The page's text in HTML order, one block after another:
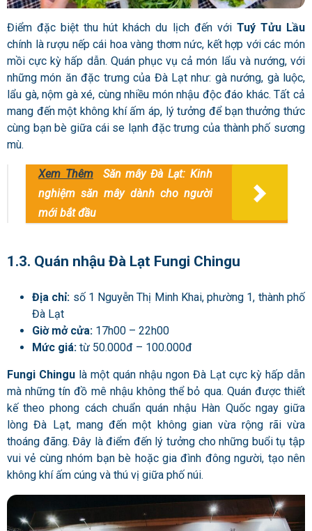
Điểm đặc biệt thu hút khách du lịch đến với Tuý Tửu Lầu
chính là rượu nếp cái hoa vàng thơm nức, kết hợp với các món
mồi cực kỳ hấp dẫn. Quán phục vụ cả món lẩu và nướng, với
những món ăn đặc trưng của Đà Lạt như: gà nướng, gà luộc,
lẩu gà, nộm gà xé, cùng nhiều món nhậu độc đáo khác. Tất cả
mang đến một không khí ấm áp, lý tưởng để bạn thưởng thức
cùng bạn bè giữa cái se lạnh đặc trưng của thành phố sương
mù.
Xem Thêm
Săn mây Đà Lạt: Kinh
nghiệm săn mây dành cho người
mới bắt đầu
1.3. Quán nhậu Đà Lạt Fungi Chingu
Địa chỉ: số 1 Nguyễn Thị Minh Khai, phường 1, thành phố
Đà Lạt
Giờ mở cửa: 17h00 – 22h00
Mức giá: từ 50.000đ – 100.000đ
Fungi Chingu là một quán nhậu ngon Đà Lạt cực kỳ hấp dẫn
mà những tín đồ mê nhậu không thể bỏ qua. Quán được thiết
kế theo phong cách chuẩn quán nhậu Hàn Quốc ngay giữa
lòng Đà Lạt, mang đến một không gian vừa rộng rãi vừa
thoáng đãng. Đây là điểm đến lý tưởng cho những buổi tụ tập
vui vẻ cùng nhóm bạn bè hoặc gia đình đông người, tạo nên
không khí ấm cúng và thú vị giữa phố núi.